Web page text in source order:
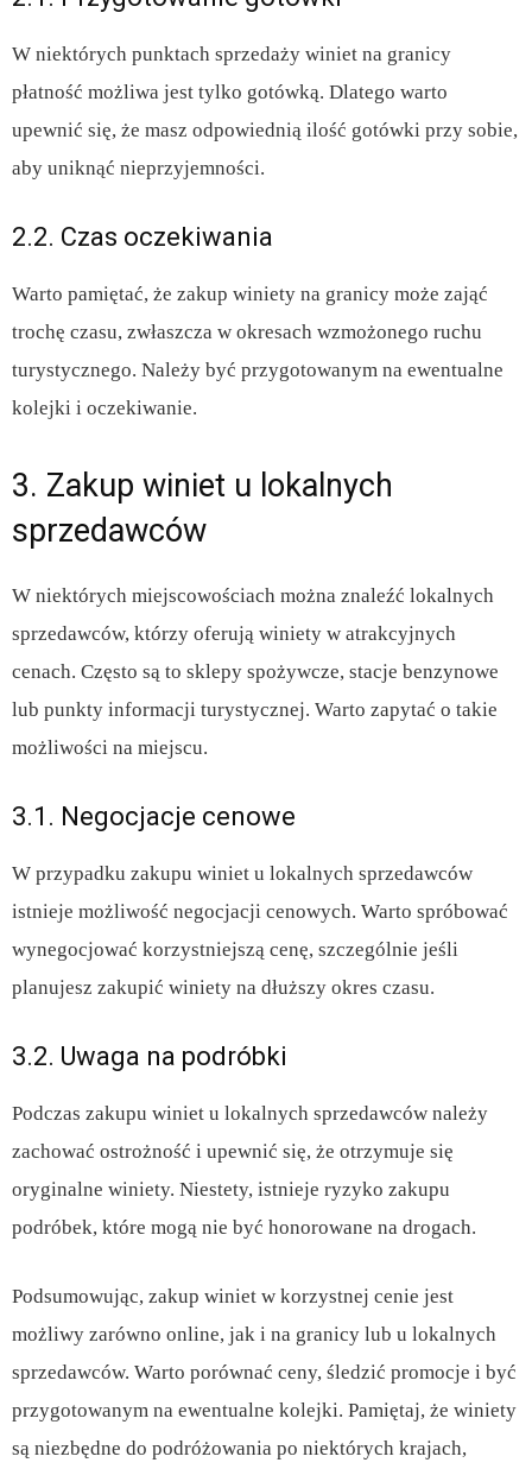
W niektórych punktach sprzedaży winiet na granicy
płatność możliwa jest tylko gotówką. Dlatego warto
upewnić się, że masz odpowiednią ilość gotówki przy sobie,
aby uniknąć nieprzyjemności.
2.2. Czas oczekiwania
Warto pamiętać, że zakup winiety na granicy może zająć
trochę czasu, zwłaszcza w okresach wzmożonego ruchu
turystycznego. Należy być przygotowanym na ewentualne
kolejki i oczekiwanie.
3. Zakup winiet u lokalnych
sprzedawców
W niektórych miejscowościach można znaleźć lokalnych
sprzedawców, którzy oferują winiety w atrakcyjnych
cenach. Często są to sklepy spożywcze, stacje benzynowe
lub punkty informacji turystycznej. Warto zapytać o takie
możliwości na miejscu.
3.1. Negocjacje cenowe
W przypadku zakupu winiet u lokalnych sprzedawców
istnieje możliwość negocjacji cenowych. Warto spróbować
wynegocjować korzystniejszą cenę, szczególnie jeśli
planujesz zakupić winiety na dłuższy okres czasu.
3.2. Uwaga na podróbki
Podczas zakupu winiet u lokalnych sprzedawców należy
zachować ostrożność i upewnić się, że otrzymuje się
oryginalne winiety. Niestety, istnieje ryzyko zakupu
podróbek, które mogą nie być honorowane na drogach.
Podsumowując, zakup winiet w korzystnej cenie jest
możliwy zarówno online, jak i na granicy lub u lokalnych
sprzedawców. Warto porównać ceny, śledzić promocje i być
przygotowanym na ewentualne kolejki. Pamiętaj, że winiety
są niezbędne do podróżowania po niektórych krajach,